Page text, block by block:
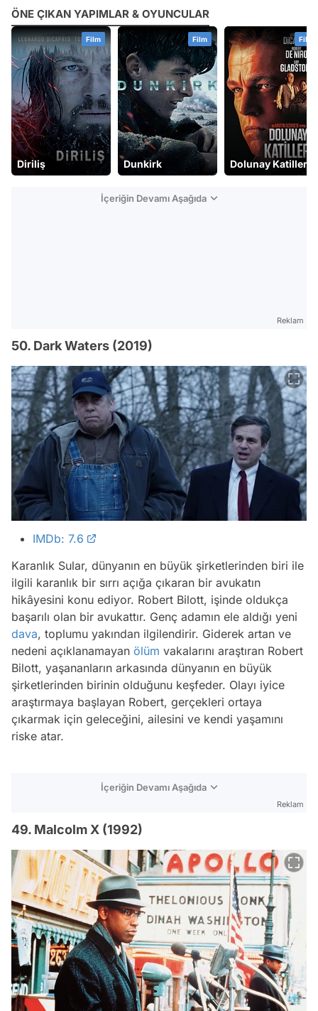
ÖNE ÇIKAN YAPIMLAR & OYUNCULAR
Film
Dunkirk
Film
Dolunay Katilleri
Oyuncu
Patrick Wilson
İçeriğin Devamı Aşağıda
Reklam
50. Dark Waters (2019)
IMDb: 7.6
Karanlık Sular, dünyanın en büyük şirketlerinden biri ile
ilgili karanlık bir sırrı açığa çıkaran bir avukatın
hikâyesini konu ediyor. Robert Bilott, işinde oldukça
başarılı olan bir avukattır. Genç adamın ele aldığı yeni
dava, toplumu yakından ilgilendirir. Giderek artan ve
nedeni açıklanamayan ölüm vakalarını araştıran Robert
Bilott, yaşananların arkasında dünyanın en büyük
şirketlerinden birinin olduğunu keşfeder. Olayı iyice
araştırmaya başlayan Robert, gerçekleri ortaya
çıkarmak için geleceğini, ailesini ve kendi yaşamını
riske atar.
İçeriğin Devamı Aşağıda
Reklam
49. Malcolm X (1992)